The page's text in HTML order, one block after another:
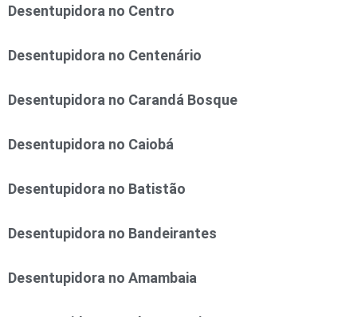
Desentupidora no Centro
Desentupidora no Centenário
Desentupidora no Carandá Bosque
Desentupidora no Caiobá
Desentupidora no Batistão
Desentupidora no Bandeirantes
Desentupidora no Amambaia